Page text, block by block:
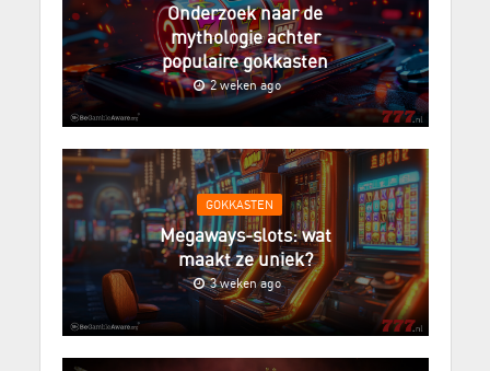
Onderzoek naar de
mythologie achter
populaire gokkasten
2 weken ago
GOKKASTEN
Megaways-slots: wat
maakt ze uniek?
3 weken ago